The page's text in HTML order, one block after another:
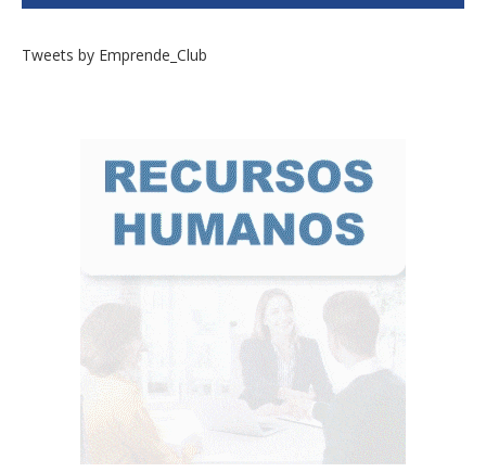
Tweets by Emprende_Club